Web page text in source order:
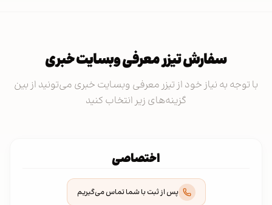
سفارش تیزر معرفی وبسایت خبری
با توجه به نیاز خود از تیزر معرفی وبسایت خبری می‌تونید از بین
گزینه‌های زیر انتخاب کنید
اختصاصی
پس از ثبت با شما تماس می‌گیریم